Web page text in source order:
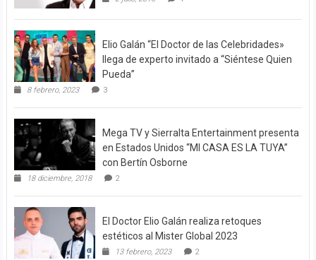
Elio Galán “El Doctor de las Celebridades»
llega de experto invitado a “Siéntese Quien
Pueda”
8 febrero, 2023 3
Mega TV y Sierralta Entertainment presenta
en Estados Unidos “MI CASA ES LA TUYA”
con Bertín Osborne
18 diciembre, 2018 2
El Doctor Elio Galán realiza retoques
estéticos al Mister Global 2023
13 febrero, 2023 2